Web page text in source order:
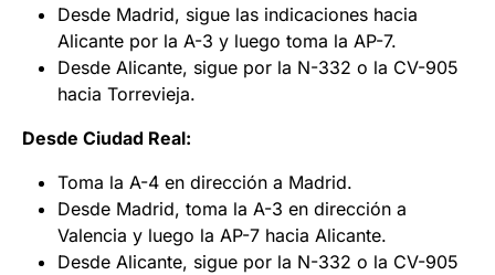
Desde Madrid, sigue las indicaciones hacia
Alicante por la A-3 y luego toma la AP-7.
Desde Alicante, sigue por la N-332 o la CV-905
hacia Torrevieja.
Desde Ciudad Real:
Toma la A-4 en dirección a Madrid.
Desde Madrid, toma la A-3 en dirección a
Valencia y luego la AP-7 hacia Alicante.
Desde Alicante, sigue por la N-332 o la CV-905